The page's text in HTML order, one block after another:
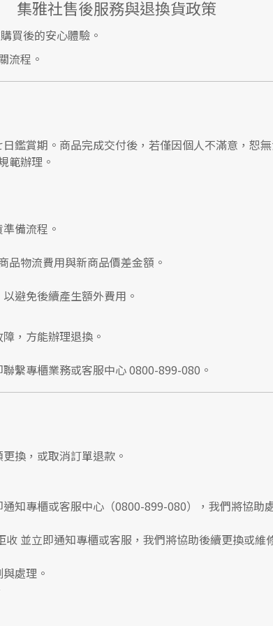
集雅社售後服務與退換貨政策
買後的安心體驗。
流程。
鑑賞期 。商品完成交付後，若僅因個人不滿意，恕
範辦理。
備流程。
品物流費用與新商品價差金額 。
避免後續產生額外費用。
，方能辦理退換。
繫專櫃業務或客服中心 0800-899-080 。
換，或取消訂單退款。
知專櫃或客服中心 （0800-899-080），我們將協助
收 並立即通知專櫃或客服，我們將協助後續更換或維
處理。